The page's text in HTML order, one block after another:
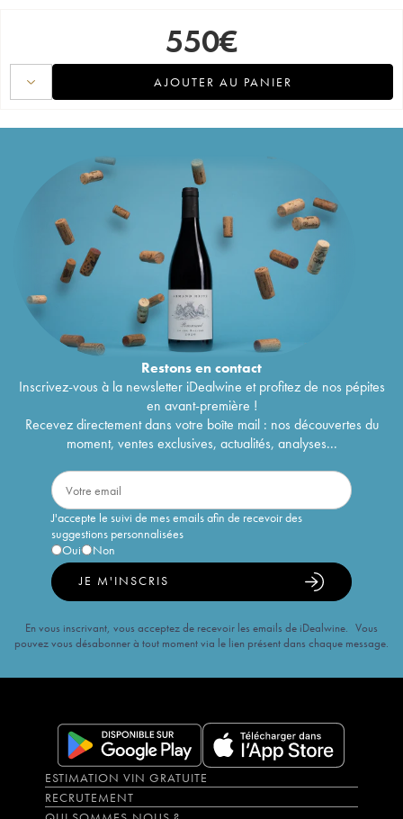
550€
AJOUTER AU PANIER
Restons encontact
Inscrivez-vous à la newsletter iDealwine et profitez de nos pépites
en avant-première !
Recevez directement dans votre boîte mail : nos découvertes du
moment, ventes exclusives, actualités, analyses...
J'accepte le suivi de mes emails afin de recevoir des
suggestions personnalisées
Oui
Non
JE M'INSCRIS
En vous inscrivant, vous acceptez de recevoir les emails de iDealwine. Vous
pouvez vous désabonner à tout moment via le lien présent dans chaque message.
ESTIMATION VIN GRATUITE
RECRUTEMENT